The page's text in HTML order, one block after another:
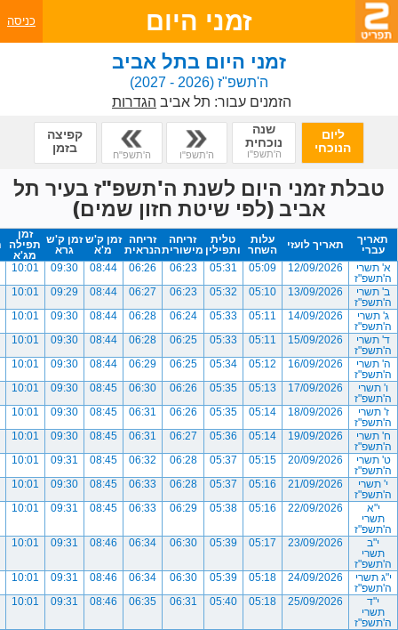
זמני היום כניסה
זמני היום בתל אביב
ה'תשפ"ז (2026 - 2027)
הזמנים עבור: תל אביב הגדרות
ליום
הנוכחי
שנה
נוכחית
ה'תשפ"ו ה'תשפ"ו ה'תשפ"ח
קפיצה
בזמן
טבלת זמני היום לשנת ה'תשפ"ז בעיר תל
אביב (לפי שיטת חזון שמים)
תאריך
עברי
תאריך לועזי
עלות
השחר
טלית
ותפילין
זריחה
מישורית
זריחה
הנראית
זמן ק'ש
מ'א
זמן ק'ש
גרא
זמן
תפילה
מג'א
א' תשרי
ה'תשפ"ז
12/09/2026
05:09
05:31
06:23
06:26
08:44
09:30
10:01
ב' תשרי
ה'תשפ"ז
13/09/2026
05:10
05:32
06:23
06:27
08:44
09:29
10:01
ג' תשרי
ה'תשפ"ז
14/09/2026
05:11
05:33
06:24
06:28
08:44
09:30
10:01
ד' תשרי
ה'תשפ"ז
15/09/2026
05:11
05:33
06:25
06:28
08:44
09:30
10:01
ה' תשרי
ה'תשפ"ז
16/09/2026
05:12
05:34
06:25
06:29
08:44
09:30
10:01
ו' תשרי
ה'תשפ"ז
17/09/2026
05:13
05:35
06:26
06:30
08:45
09:30
10:01
ז' תשרי
ה'תשפ"ז
18/09/2026
05:14
05:35
06:26
06:31
08:45
09:30
10:01
ח' תשרי
ה'תשפ"ז
19/09/2026
05:14
05:36
06:27
06:31
08:45
09:30
10:01
ט' תשרי
ה'תשפ"ז
20/09/2026
05:15
05:37
06:28
06:32
08:45
09:31
10:01
י' תשרי
ה'תשפ"ז
21/09/2026
05:16
05:37
06:28
06:33
08:45
09:30
10:01
י"א
תשרי
ה'תשפ"ז
22/09/2026
05:16
05:38
06:29
06:33
08:45
09:31
10:01
י"ב
תשרי
ה'תשפ"ז
23/09/2026
05:17
05:39
06:30
06:34
08:46
09:31
10:01
י"ג תשרי
ה'תשפ"ז
24/09/2026
05:18
05:39
06:30
06:34
08:46
09:31
10:01
י"ד
תשרי
ה'תשפ"ז
25/09/2026
05:18
05:40
06:31
06:35
08:46
09:31
10:01